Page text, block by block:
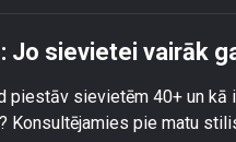
Jo sievietei vairāk
piestāv sievietēm 40+ un
Konsultējamies pie matu